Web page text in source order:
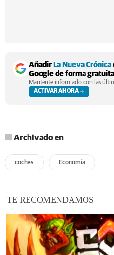
AñadirLa Nueva Crónica
Google de forma gratuita
Mantente informado con las
ACTIVAR AHORA
Archivado en
coches Economía
TE RECOMENDAMOS